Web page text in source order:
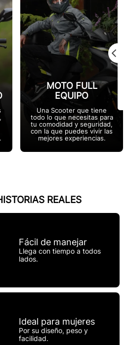
MOTO FULL
EQUIPO
Una Scooter que tiene
todo lo que necesitas para
tu comodidad y seguridad,
con la que puedes vivir las
mejores experiencias.
REALES
Fácil de manejar
Llega con tiempo a todos
lados.
Ideal para mujeres
Por su diseño, peso y
facilidad.